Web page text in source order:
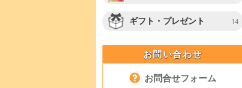
ギフト・プレゼント 14
お問い合わせ
お問合せフォーム